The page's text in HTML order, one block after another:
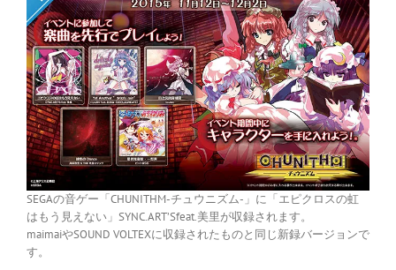
SEGAの音ゲー「CHUNITHM-チュウニズム-」に「エピクロスの虹
はもう見えない」SYNC.ART’Sfeat.美里が収録されます。
maimaiやSOUND VOLTEXに収録されたものと同じ新録バージョンで
す。